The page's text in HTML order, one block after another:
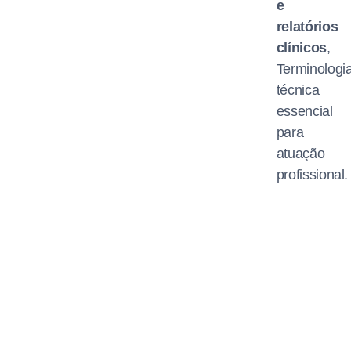
e
relatórios
clínicos,
técnica
essencial
para
atuação
profissional.